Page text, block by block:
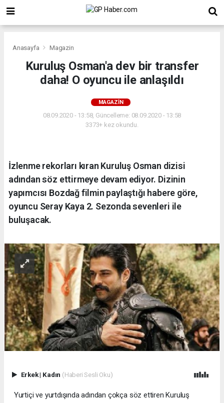
Anasayfa Magazin
Kuruluş Osman'a dev bir transfer
daha! O oyuncu ile anlaşıldı
MAGAZIN
08.09.2020 - 13:58, Güncelleme: 08.09.2020 - 13:58
3373+ kez okundu.
İzlenme rekorları kıran Kuruluş Osman dizisi
adından söz ettirmeye devam ediyor. Dizinin
yapımcısı Bozdağ filmin paylaştığı habere göre,
oyuncu Seray Kaya 2. Sezonda sevenleri ile
buluşacak.
Erkek| Kadın (Haberi Sesli Oku)
Yurtiçi ve yurtdışında adından çokça söz ettiren Kuruluş